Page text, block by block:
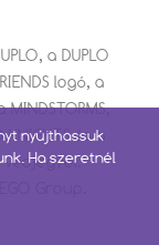
a DUPLO
logó, a
MINDSTORMS,
és a
védjegyei.
Group.
nyújthassuk
Ha szeretnél